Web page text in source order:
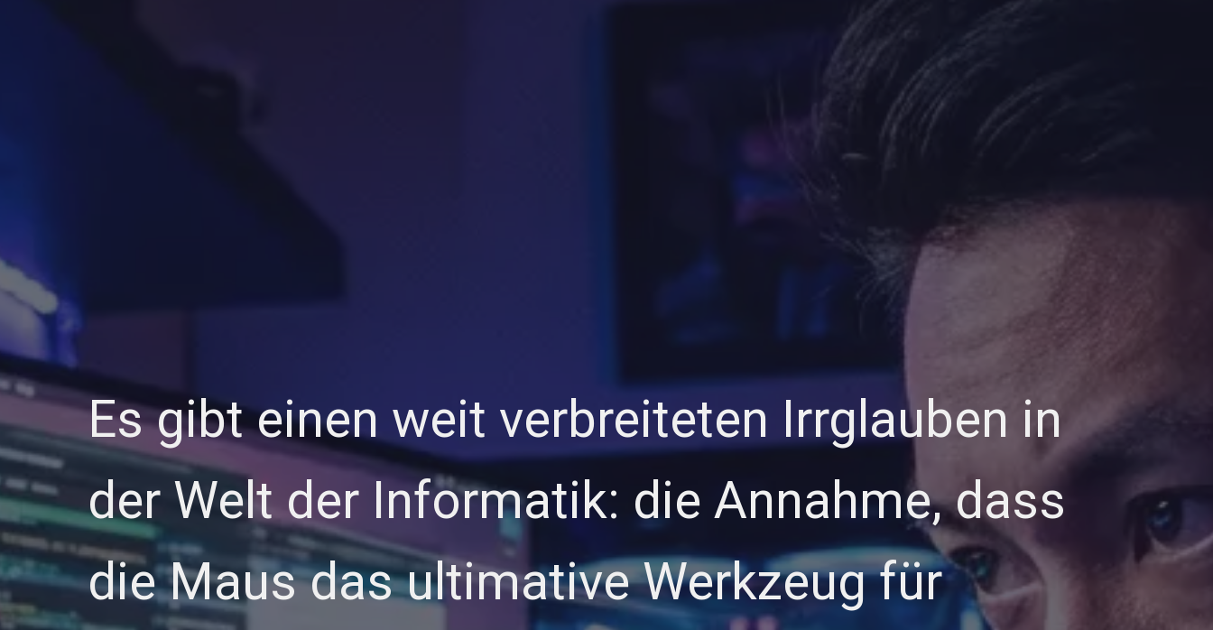
Es gibt einen weit verbreiteten Irrglauben in
der Welt der Informatik: die Annahme, dass
die Maus das ultimative Werkzeug für